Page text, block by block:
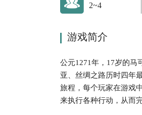
2~4
游戏简介
公元1271年，17岁的马
亚、丝绸之路历时四年
旅程，每个玩家在游戏
来执行各种行动，从而